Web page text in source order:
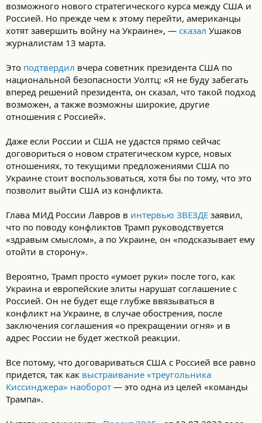
‎возможного‏ ‎нового ‎стратегического‏ ‎курса ‎между ‎США ‎и‏
‎Россией. Но‏ ‎прежде ‎чем ‎к‏ ‎этому ‎перейти,‏ ‎американцы
‎хотят ‎завершить ‎войну ‎на‏ ‎Украине»,‏ ‎— ‎
Ушаков
‎журналистам‏ ‎13 ‎марта.
Это подтвердил вчера‏ ‎советник ‎президента‏ ‎США‏ ‎по
‎национальной‏ ‎безопасности ‎Уолтц: ‎«Я ‎не ‎буду‏ ‎забегать
‎вперед‏ ‎решений‏ ‎президента, ‎он ‎сказал, ‎что‏ ‎такой ‎подход‏
‎возможен, ‎а ‎также ‎возможны‏ ‎широкие,‏ ‎другие
‎отношения‏ ‎с ‎Россией».
Даже ‎если‏ ‎России ‎и‏ ‎США ‎не‏ ‎удастся‏ ‎прямо ‎сейчас
‎договориться ‎о‏ ‎новом ‎стратегическом‏ ‎курсе, ‎новых‏
‎отношениях,‏ ‎то‏ ‎текущими ‎предложениями‏ ‎США ‎по‏
‎Украине ‎стоит‏ ‎воспользоваться,‏ ‎хотя ‎бы‏ ‎по ‎тому, ‎что ‎это
‎позволит‏ ‎выйти ‎США‏ ‎из‏ ‎конфликта.
Глава ‎МИД ‎России ‎Лавров‏ ‎в ‎ интервью‏ ‎ЗВЕЗДЕ заявил,
‎что ‎по ‎поводу‏ ‎конфликтов‏ ‎Трамп ‎руководствуется
‎«здравым‏ ‎смыслом», ‎а‏ ‎по ‎Украине, ‎он ‎«подсказывает ‎ему‏
‎отойти‏ ‎в ‎сторону».
Вероятно,‏ ‎Трамп ‎просто‏ ‎«умоет ‎руки»‏ ‎после ‎того,‏ ‎как‏
‎Украина ‎и‏ ‎европейские ‎элиты ‎нарушат ‎соглашение ‎с‏
‎Россией. ‎Он‏ ‎не‏ ‎будет ‎еще ‎глубже ‎ввязываться‏ ‎в
‎конфликт‏ ‎на ‎Украине, ‎в ‎случае‏ ‎обострения,‏ ‎после
‎заключения‏ ‎соглашения ‎«о ‎прекращении‏ ‎огня» ‎и‏ ‎в
‎адрес‏ ‎России‏ ‎не ‎будет ‎жесткой ‎реакции.
Все‏ ‎потому, ‎что‏ ‎договариваться ‎США‏ ‎с‏ ‎Россией‏ ‎все ‎равно‏
‎придется, ‎так‏ ‎как ‎выстраивание‏ ‎«треугольника‏
‎Киссинджера» ‎наоборот
‎Трампа».